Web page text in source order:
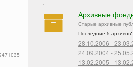
Архивные
Старые архивные
Последние 5 архивов:
28.10.2006 -
24.09.2004 -
13.02.2005 -